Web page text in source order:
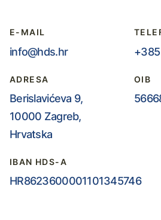
E-MAIL
info@hds.hr
ADRESA
Berislavićeva 9,
10000 Zagreb,
Hrvatska
OIB
IBAN HDS-A
HR8623600001101345746